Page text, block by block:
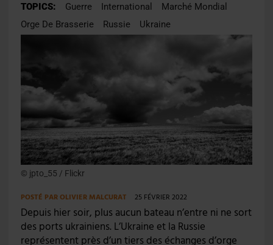
TOPICS: Guerre International
Marché Mondial
Orge De Brasserie
Russie Ukraine
© jpto_55 / Flickr
POSTÉ PAROLIVIER MALCURAT 25 FÉVRIER 2022
Depuis hier soir, plus aucun bateau n’entre ni ne sort
des ports ukrainiens. L’Ukraine et la Russie
représentent près d’un tiers des échanges d’orge